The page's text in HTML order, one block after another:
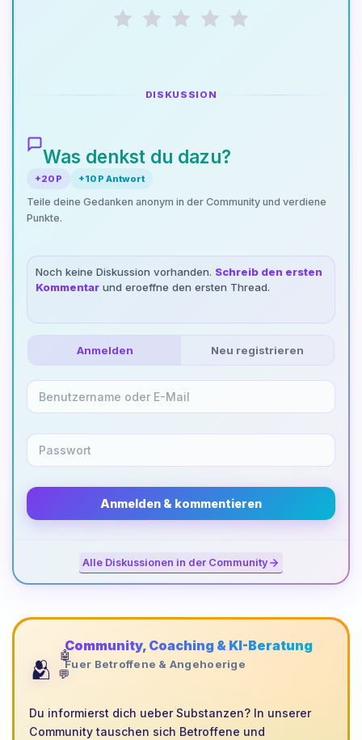
DISKUSSION
Was denkst du dazu?
+20 P +10 P Antwort
Teile deine Gedanken anonym in der Community und verdiene
Punkte.
Noch keine Diskussion vorhanden. Schreib den ersten
Kommentar und eroeffne den ersten Thread.
Anmelden Neu registrieren
Anmelden & kommentieren
Alle Diskussionen in der Community
🫂 💬
🤖
Community, Coaching & KI-Beratung
Fuer Betroffene & Angehoerige
Du informierst dich ueber Substanzen? In unserer
Community tauschen sich Betroffene und